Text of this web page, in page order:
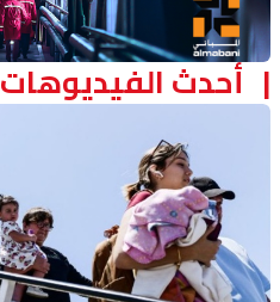
أحدث الفيديوهات